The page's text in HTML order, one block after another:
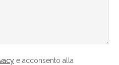
e acconsento alla